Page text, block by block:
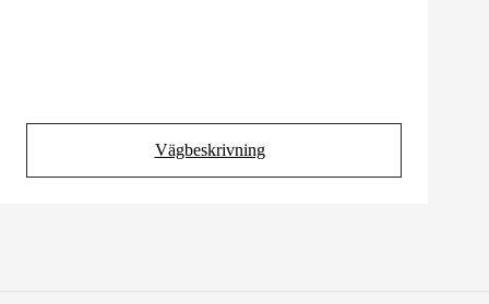
Vägbeskrivning
(Opens in new tab)